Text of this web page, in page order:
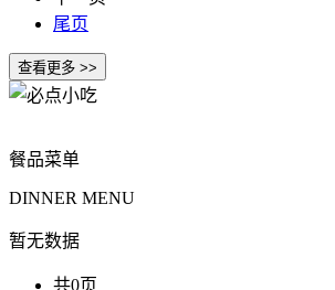
尾页
餐品菜单
DINNER MENU
暂无数据
共0页